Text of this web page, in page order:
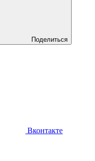
Поделиться
Вконтакте